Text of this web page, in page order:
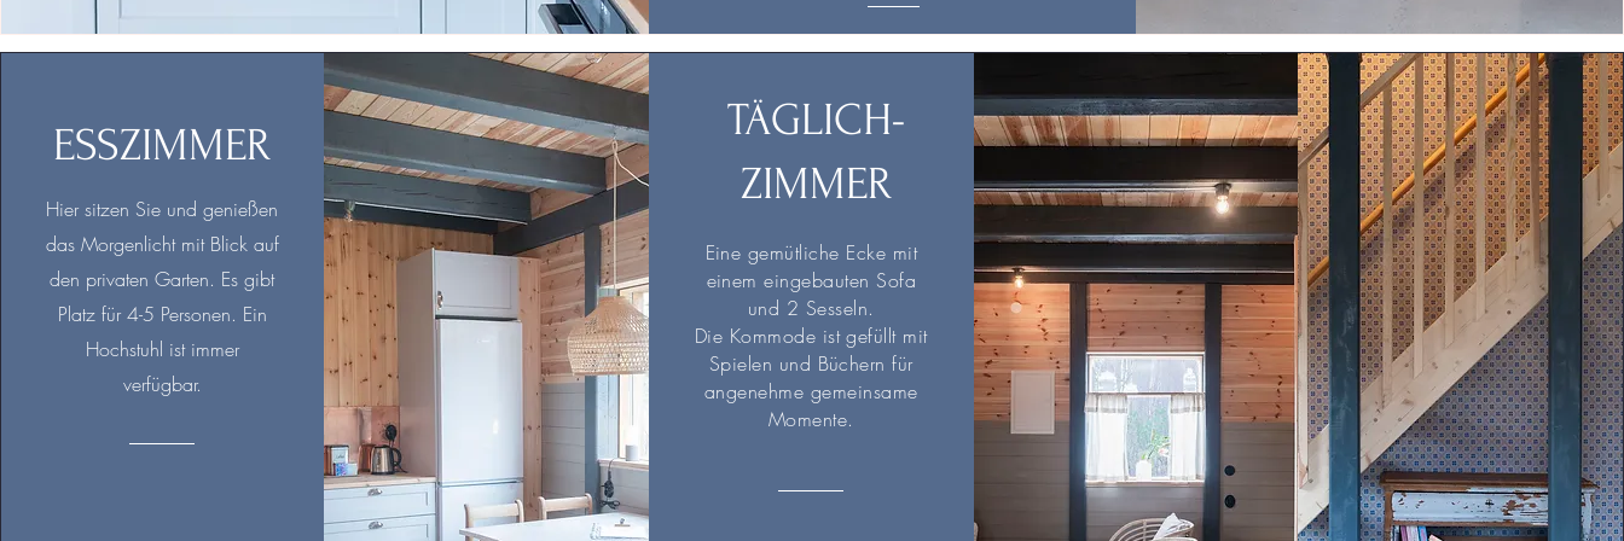
ESSZIMMER
Hier sitzen Sie und genießen
das Morgenlicht mit Blick auf
den privaten Garten. Es gibt
Platz für 4-5 Personen. Ein
Hochstuhl ist immer
verfügbar.
TÄGLICH-
ZIMMER
Eine gemütliche Ecke mit
einem eingebauten Sofa
und 2 Sesseln.
Die Kommode ist gefüllt mit
Spielen und Büchern für
angenehme gemeinsame
Momente.